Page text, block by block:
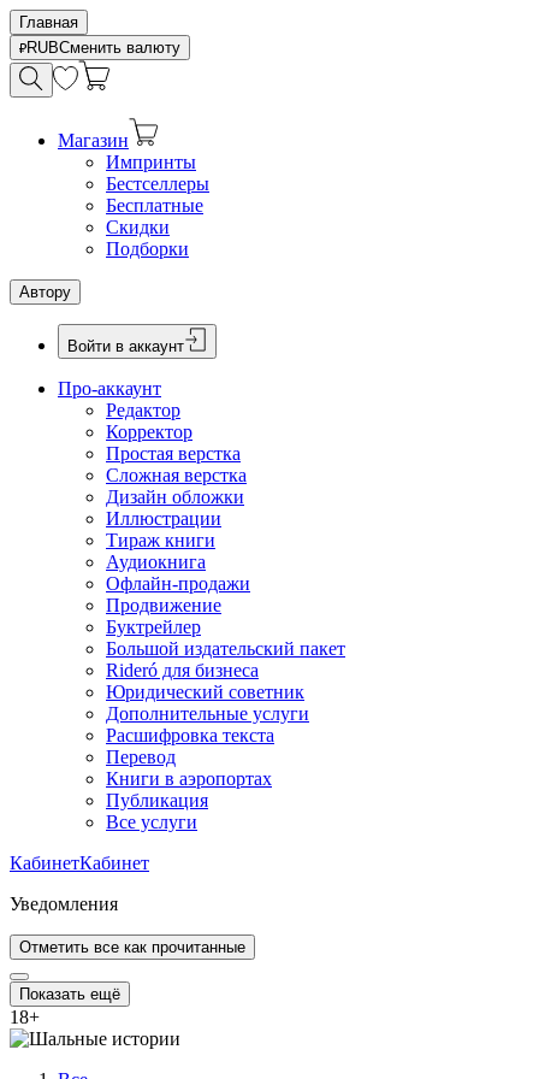
Главная
RUBСменить валюту
Магазин
Импринты
Бестселлеры
Бесплатные
Скидки
Подборки
Автору
Войти в аккаунт
Про-аккаунт
Редактор
Корректор
Простая верстка
Сложная верстка
Дизайн обложки
Иллюстрации
Тираж книги
Аудиокнига
Офлайн-продажи
Продвижение
Буктрейлер
Большой издательский пакет
Rideró для бизнеса
Юридический советник
Дополнительные услуги
Расшифровка текста
Перевод
Книги в аэропортах
Публикация
Все услуги
КабинетКабинет
Уведомления
Отметить все как прочитанные
Показать ещё
18+